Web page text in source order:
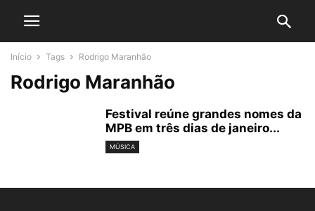
Início Tags Rodrigo Maranhão
Rodrigo Maranhão
Festival reúne grandes nomes da
MPB em três dias de janeiro...
MÚSICA